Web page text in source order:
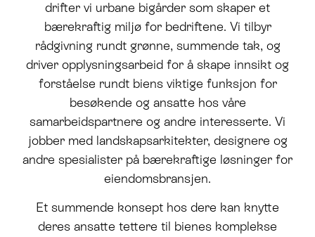
drifter vi urbane bigårder som skaper et
bærekraftig miljø for bedriftene. Vi tilbyr
rådgivning rundt grønne, summende tak, og
driver opplysningsarbeid for å skape innsikt og
forståelse rundt biens viktige funksjon for
besøkende og ansatte hos våre
samarbeidspartnere og andre interesserte. Vi
jobber med landskapsarkitekter, designere og
andre spesialister på bærekraftige løsninger for
eiendomsbransjen.
Et summende konsept hos dere kan knytte
deres ansatte tettere til bienes komplekse